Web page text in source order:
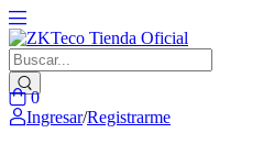
0
Ingresar/Registrarme